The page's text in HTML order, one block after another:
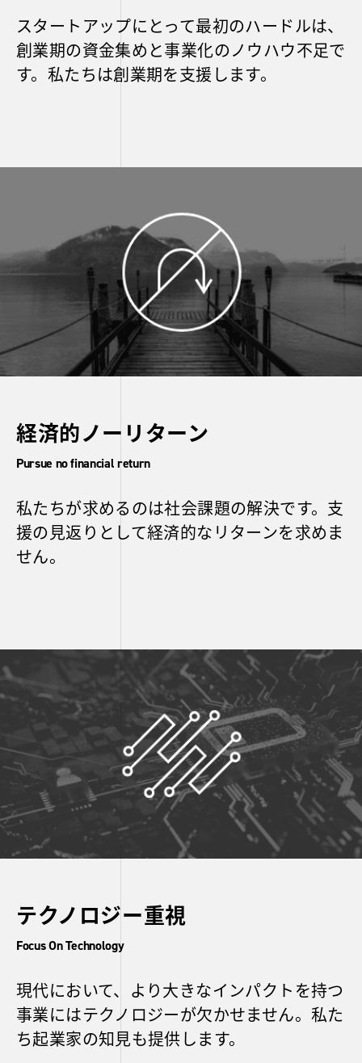
About
NEWS
Programs
スタートアップにとって最初のハードルは、
創業期の資金集めと事業化のノウハウ不足で
す。私たちは創業期を支援します。
経済的ノーリターン
Pursue no financial return
私たちが求めるのは社会課題の解決です。支
援の見返りとして経済的なリターンを求めま
せん。
テクノロジー重視
Focus On Technology
現代において、より大きなインパクトを持つ
事業にはテクノロジーが欠かせません。私た
ち起業家の知見も提供します。